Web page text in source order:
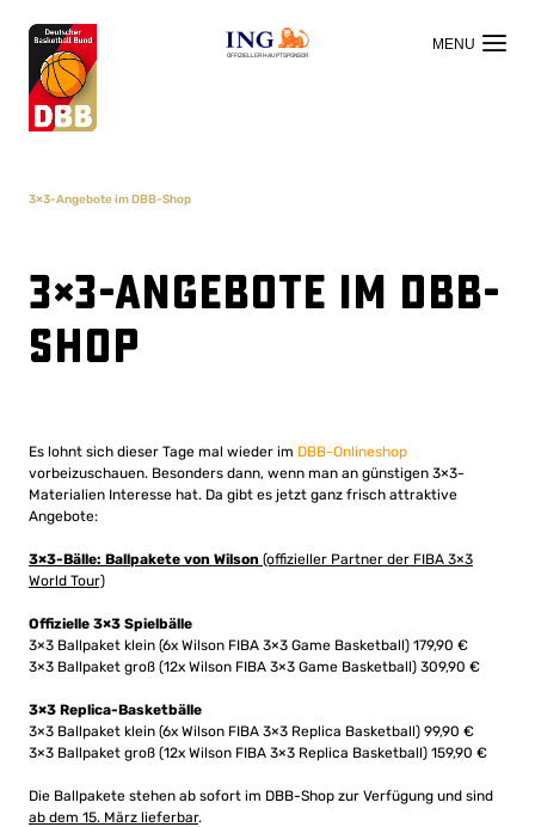
OFFIZIELLER HAUPTSPONSOR
3×3-Angebote im DBB-Shop
3×3-Angebote im DBB-
Shop
Es lohnt sich dieser Tage mal wieder im DBB-Onlineshop
vorbeizuschauen. Besonders dann, wenn man an günstigen 3×3-
Materialien Interesse hat. Da gibt es jetzt ganz frisch attraktive
Angebote:
3×3-Bälle: Ballpakete von Wilson (offizieller Partner der FIBA 3×3
World Tour)
Offizielle 3×3 Spielbälle
3×3 Ballpaket klein (6x Wilson FIBA 3×3 Game Basketball) 179,90 €
3×3 Ballpaket groß (12x Wilson FIBA 3×3 Game Basketball) 309,90 €
3×3 Replica-Basketbälle
3×3 Ballpaket klein (6x Wilson FIBA 3×3 Replica Basketball) 99,90 €
3×3 Ballpaket groß (12x Wilson FIBA 3×3 Replica Basketball) 159,90 €
Die Ballpakete stehen ab sofort im DBB-Shop zur Verfügung und sind
ab dem 15. März lieferbar.